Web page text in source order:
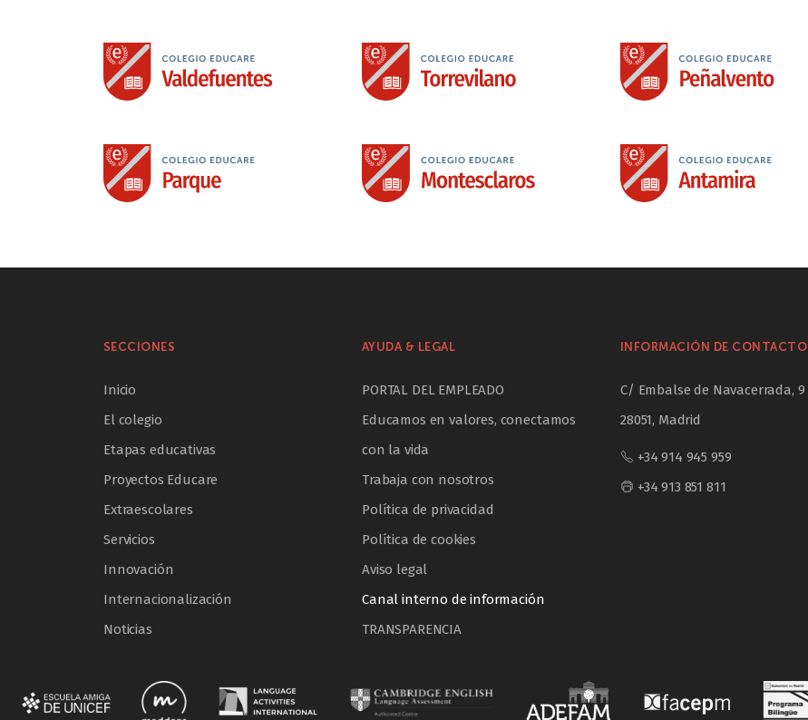
SECCIONES
Inicio
El colegio
Etapas educativas
Proyectos Educare
Extraescolares
Servicios
Innovación
Internacionalización
Noticias
AYUDA & LEGAL
PORTAL DEL EMPLEADO
Educamos en valores, conectamos
con la vida
Trabaja con nosotros
Política de privacidad
Política de cookies
Aviso legal
Canal interno de información
TRANSPARENCIA
INFORMACIÓN DE CONTACTO
C/ Embalse de Navacerrada, 9
28051, Madrid
+34 914 945 959
+34 913 851 811